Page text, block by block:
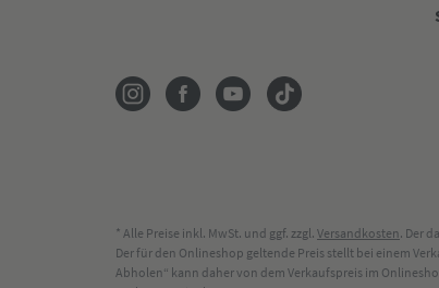
* Alle Preise inkl. MwSt. und ggf. zzgl. Versandkosten. Der
Der für den Onlineshop geltende Preis stellt bei einem
Abholen“ kann daher von dem Verkaufspreis im